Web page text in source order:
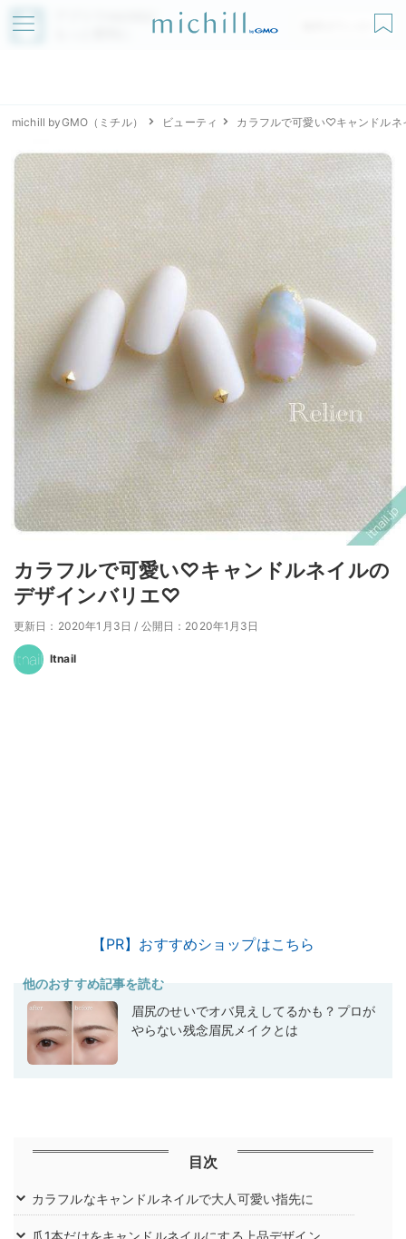
アプリでmichillが
無料ダウンロード
michill byGMO（ミチル） ビューティ カラフルで可愛い♡キャンドル
カラフルで可愛い♡キャンドルネイルの
デザインバリエ♡
更新日：2020年1月3日 / 公開日：2020年1月3日
Itnail
【PR】おすすめショップはこちら
他のおすすめ記事を読む
眉尻のせいでオバ見えしてるかも？プロが
やらない残念眉尻メイクとは
目次
カラフルなキャンドルネイルで大人可愛い指先に